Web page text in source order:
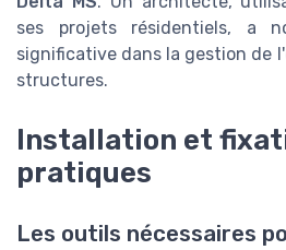
ses projets résidentiels, a
significative dans la gestion de
structures.
Installation et
pratiques
Les outils nécessaires